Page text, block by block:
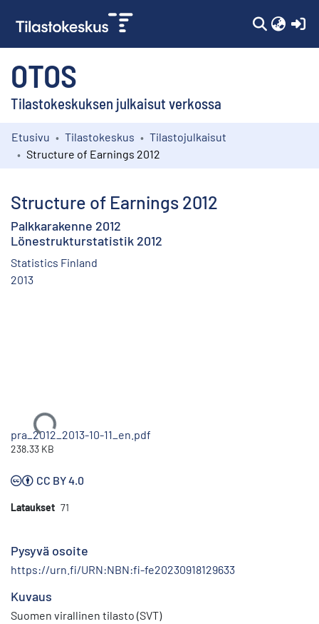
OTOS
Tilastokeskuksen julkaisut verkossa
Kokoelmat
Etusivu Tilastokeskus
Tilastojulkaisut
Structure of Earnings 2012
Structure of Earnings 2012
Palkkarakenne 2012
Lönestrukturstatistik 2012
Statistics Finland
2013
Ladataan...
pra_2012_2013-10-11_en.pdf
238.33 KB
CC BY 4.0
Lataukset 71
Pysyvä osoite
https://urn.fi/URN:NBN:fi-fe20230918129633
Kuvaus
Suomen virallinen tilasto (SVT)